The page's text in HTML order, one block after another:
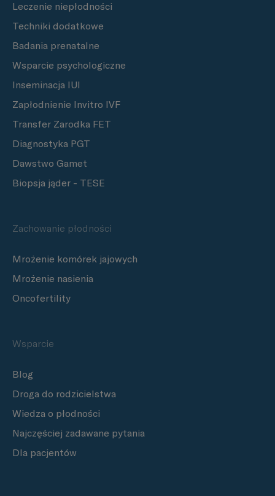
Leczenie niepłodności
Techniki dodatkowe
Badania prenatalne
Wsparcie psychologiczne
Inseminacja IUI
Zapłodnienie Invitro IVF
Transfer Zarodka FET
Diagnostyka PGT
Dawstwo Gamet
Biopsja jąder - TESE
Zachowanie płodności
Mrożenie komórek jajowych
Mrożenie nasienia
Oncofertility
Wsparcie
Blog
Droga do rodzicielstwa
Wiedza o płodności
Najczęściej zadawane pytania
Dla pacjentów